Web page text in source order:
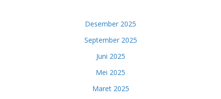
Desember 2025
September 2025
Juni 2025
Mei 2025
Maret 2025